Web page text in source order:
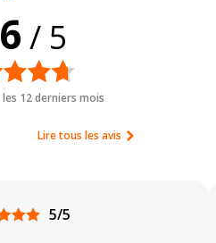
/ 5
12 derniers mois
Lire tous les avis
5/5